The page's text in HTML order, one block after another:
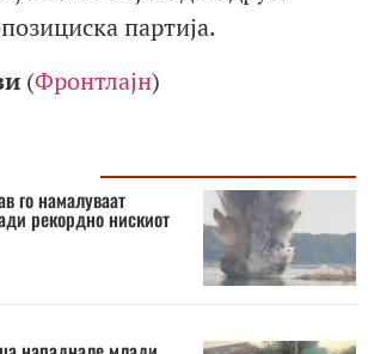
партија.
(Фронтлајн)
го намалуваат
рекордно нискиот